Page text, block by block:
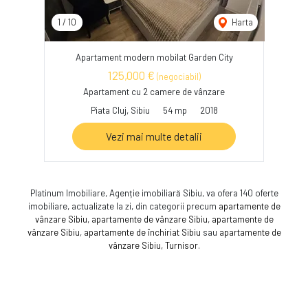
1 / 10 Harta
Apartament modern mobilat Garden City
125,000 € (negociabil)
Apartament cu 2 camere de vânzare
Piata Cluj, Sibiu
54 mp 2018
Vezi mai multe detalii
Platinum Imobiliare, Agenție imobiliară Sibiu, va ofera 140 oferte
imobiliare, actualizate la zi, din categorii precum apartamente de
vânzare Sibiu, apartamente de vânzare Sibiu, apartamente de
vânzare Sibiu, apartamente de închiriat Sibiu sau apartamente de
vânzare Sibiu, Turnisor.